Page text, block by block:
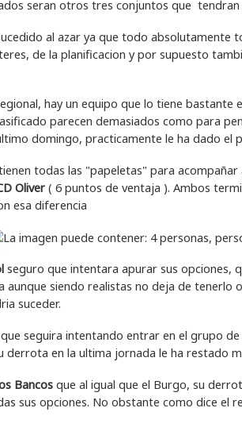
seran otros tres conjuntos que tendran
al azar ya que todo absolutamente
de la planificacion y por supuesto
hay un equipo que lo tiene bastante
parecen demasiados como para
domingo, practicamente le ha dado el
todas las "papeletas" para acompañar
Oliver( 6 puntos de ventaja ). Ambos
esa diferencia
seguro que intentara apurar sus opciones,
aunque siendo realistas no deja de
suceder.
que seguira intentando entrar en el grupo
derrota en la ultima jornada le ha restado
Bancosque al igual que el Burgo, su
sus opciones. No obstante como dice el